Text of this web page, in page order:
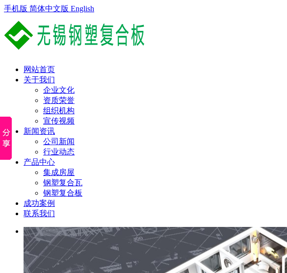
手机版 简体中文版 English
网站首页
关于我们
企业文化
资质荣誉
组织机构
宣传视频
新闻资讯
公司新闻
行业动态
产品中心
集成房屋
钢塑复合瓦
钢塑复合板
成功案例
联系我们